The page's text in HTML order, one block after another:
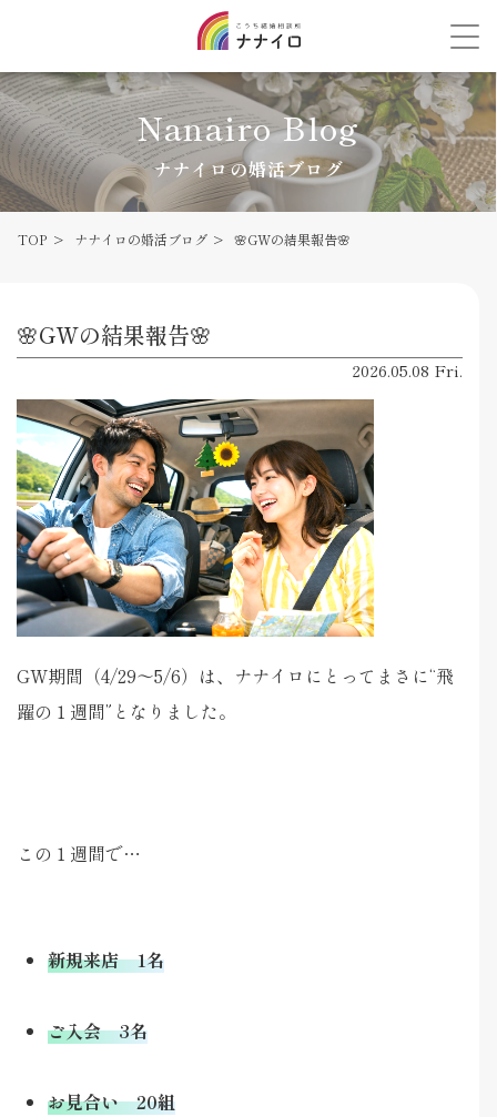
Nanairo Blog
ナナイロの婚活ブログ
TOP ナナイロの婚活ブログ 🌸GWの結果報告🌸
🌸GWの結果報告🌸
2026.05.08 Fri.
GW期間（4/29〜5/6）は、ナナイロにとってまさに“飛
躍の１週間”となりました。
この１週間で…
新規来店 1名
ご入会 3名
お見合い 20組